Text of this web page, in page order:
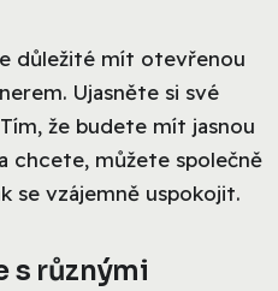
důležité mít otevřenou
Ujasněte si své
že budete mít jasnou
chcete, můžete společně
se vzájemně uspokojit.
s různými